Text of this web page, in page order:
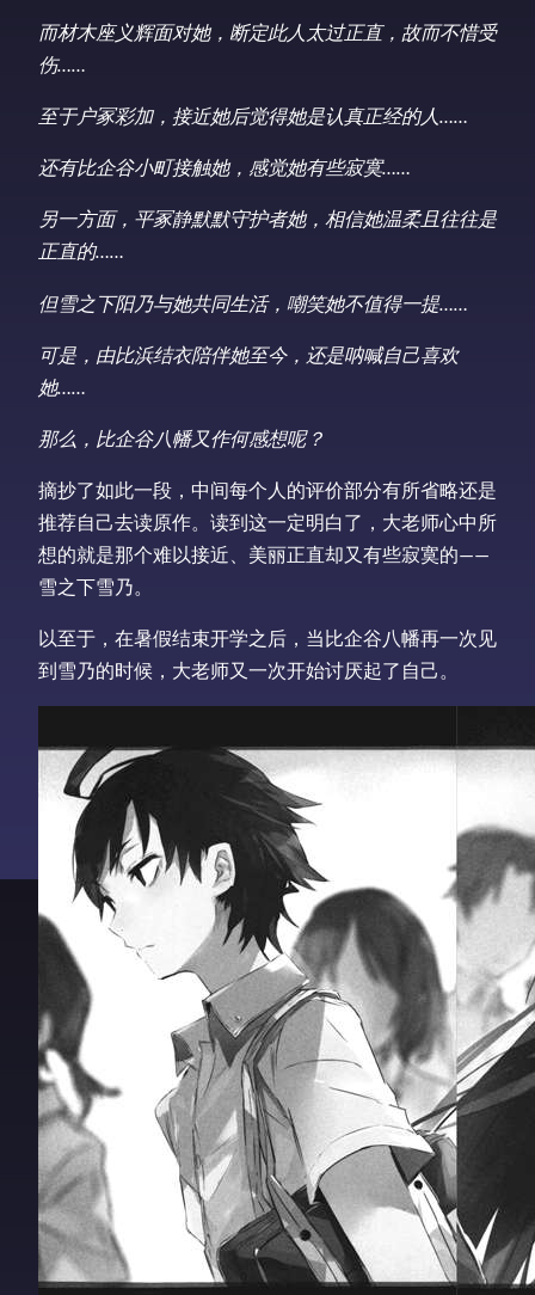
而材木座义辉面对她，断定此人太过正直，故而不惜受
伤……
至于户冢彩加，接近她后觉得她是认真正经的人……
还有比企谷小町接触她，感觉她有些寂寞……
另一方面，平冢静默默守护者她，相信她温柔且往往是
正直的……
但雪之下阳乃与她共同生活，嘲笑她不值得一提……
可是，由比浜结衣陪伴她至今，还是呐喊自己喜欢
她……
那么，比企谷八幡又作何感想呢？
摘抄了如此一段，中间每个人的评价部分有所省略还是
推荐自己去读原作。读到这一定明白了，大老师心中所
想的就是那个难以接近、美丽正直却又有些寂寞的——
雪之下雪乃。
以至于，在暑假结束开学之后，当比企谷八幡再一次见
到雪乃的时候，大老师又一次开始讨厌起了自己。